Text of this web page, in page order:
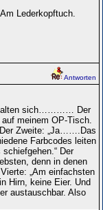
Lederkopftuch.
Antworten
sich………… Der
meinem OP-Tisch.
Zweite: „Ja…….Das
Farbcodes leiten
Der
denn in denen
„Am einfachsten
Hirn, keine Eier. Und
austauschbar. Also